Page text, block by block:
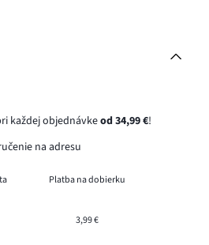
každej objednávkeod 34,99 €!
na adresu
Platba na dobierku
3,99 €